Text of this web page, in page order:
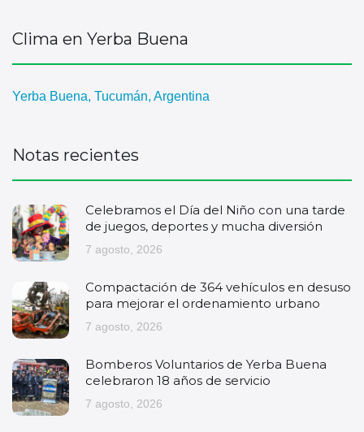
Clima en Yerba Buena
Yerba Buena, Tucumán, Argentina
Notas recientes
Celebramos el Día del Niño con una tarde
de juegos, deportes y mucha diversión
7 agosto, 2026
Compactación de 364 vehículos en desuso
para mejorar el ordenamiento urbano
7 agosto, 2026
Bomberos Voluntarios de Yerba Buena
celebraron 18 años de servicio
7 agosto, 2026